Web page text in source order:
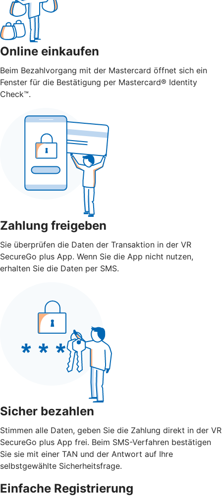
Online einkaufen
Beim Bezahlvorgang mit der Mastercard öffnet sich ein
Fenster für die Bestätigung per Mastercard® Identity
Check™.
Zahlung freigeben
Sie überprüfen die Daten der Transaktion in der VR
SecureGo plus App. Wenn Sie die App nicht nutzen,
erhalten Sie die Daten per SMS.
Sicher bezahlen
Stimmen alle Daten, geben Sie die Zahlung direkt in der VR
SecureGo plus App frei. Beim SMS-Verfahren bestätigen
Sie sie mit einer TAN und der Antwort auf Ihre
selbstgewählte Sicherheitsfrage.
Einfache Registrierung